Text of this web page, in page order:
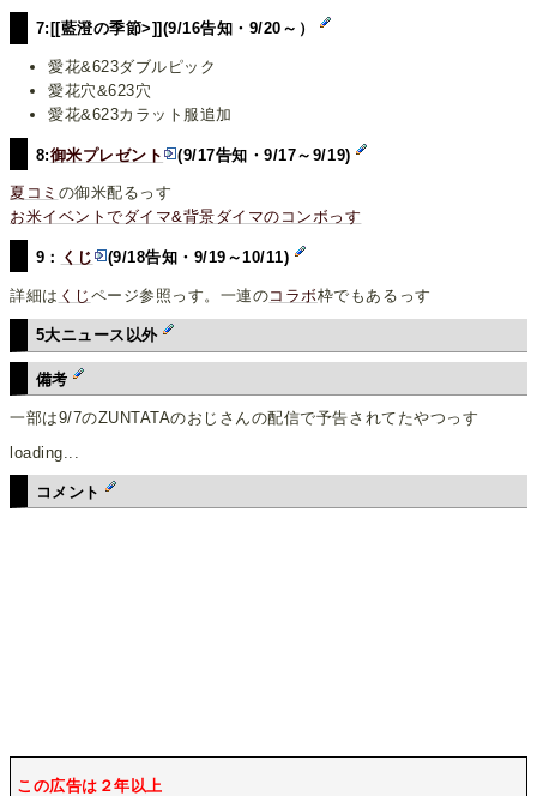
7:[[藍澄の季節>]](9/16告知・9/20～）
愛花&623ダブルピック
愛花穴&623穴
愛花&623カラット服追加
8:御米プレゼント (9/17告知・9/17～9/19)
夏コミ の御米配るっす
お米イベントでダイマ&背景ダイマのコンボっす
9： くじ (9/18告知・9/19～10/11)
詳細は くじ ページ参照っす。一連のコラボ枠でもあるっす
5大ニュース以外
備考
一部は9/7のZUNTATAのおじさんの配信で予告されてたやつっす
loading...
コメント
この広告は２年以上